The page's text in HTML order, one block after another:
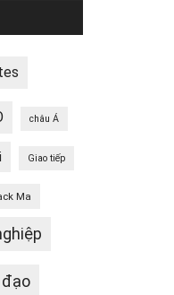
châu Á
Giao tiếp
Ma
đạo